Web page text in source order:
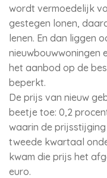
wordt vermoedelijk
gestegen lonen,
lenen. En dan liggen
nieuwbouwwoningen
het aanbod op de
beperkt.
De prijs van nieuw
beetje toe: 0,2
waarin de
tweede kwartaal
kwam die prijs het
euro.